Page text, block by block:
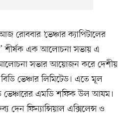
রোববার ‘ভেঞ্চার ক্যাপিটালের
শীর্ষক এক আলোচনা সভায় এ
সভার আয়োজন করে দেশীয়
বিডি ভেঞ্চার লিমিটেড। এতে মূল
ভেঞ্চারের এমডি শফিক উল আযম।
দেন ফিন্যান্সিয়াল এক্সিলেন্স ও